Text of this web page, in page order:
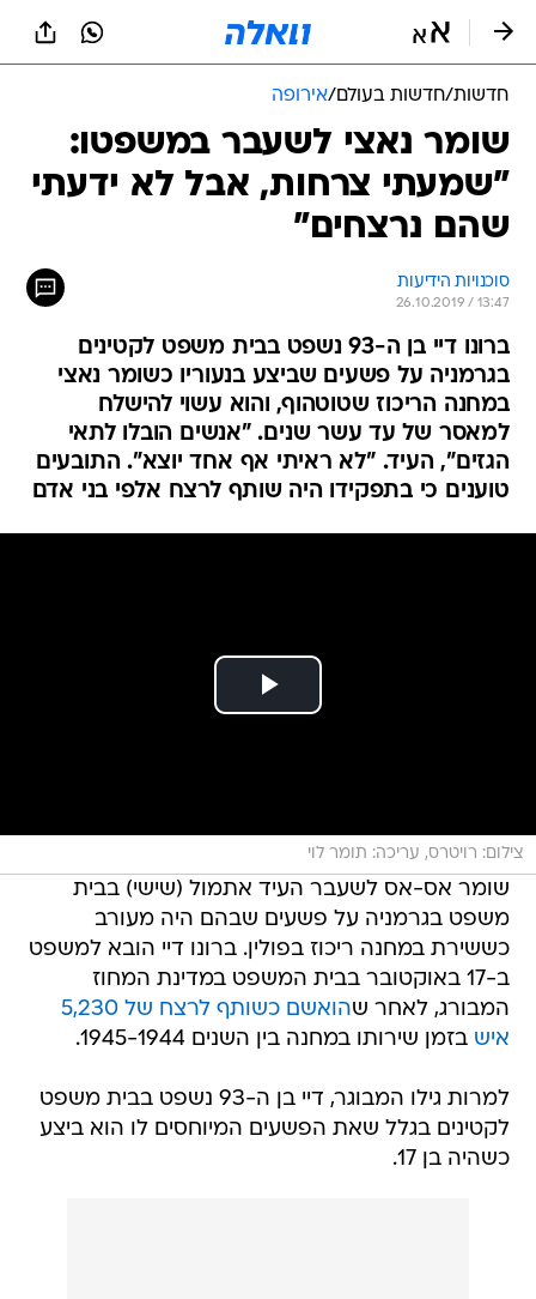
חדשות/חדשות בעולם/אירופה
שומר נאצי לשעבר במשפטו:
"שמעתי צרחות, אבל לא ידעתי
שהם נרצחים"
סוכנויות הידיעות
26.10.2019 / 13:47
ברונו דיי בן ה-93 נשפט בבית משפט לקטינים
בגרמניה על פשעים שביצע בנעוריו כשומר נאצי
במחנה הריכוז שטוטהוף, והוא עשוי להישלח
למאסר של עד עשר שנים. "אנשים הובלו לתאי
הגזים", העיד. "לא ראיתי אף אחד יוצא". התובעים
טוענים כי בתפקידו היה שותף לרצח אלפי בני אדם
צילום: רויטרס, עריכה: תומר לוי
שומר אס-אס לשעבר העיד אתמול (שישי) בבית
משפט בגרמניה על פשעים שבהם היה מעורב
כששירת במחנה ריכוז בפולין. ברונו דיי הובא למשפט
ב-17 באוקטובר בבית המשפט במדינת המחוז
המבורג, לאחר ש
הואשם כשותף לרצח של 5,230
איש בזמן שירותו במחנה בין השנים 1945-1944.
למרות גילו המבוגר, דיי בן ה-93 נשפט בבית משפט
לקטינים בגלל שאת הפשעים המיוחסים לו הוא ביצע
כשהיה בן 17.